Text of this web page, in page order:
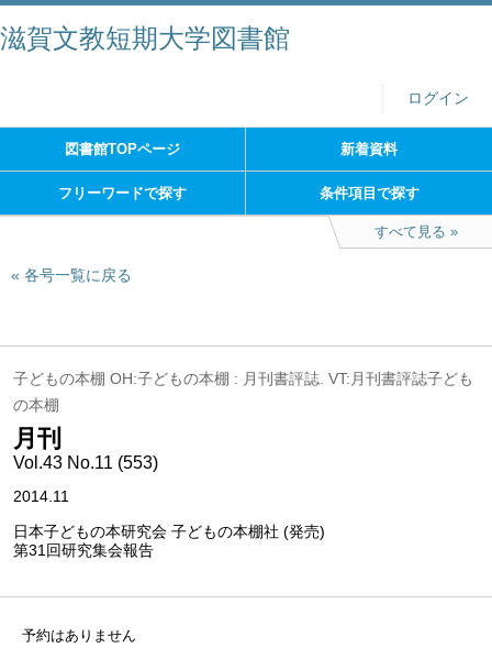
滋賀文教短期大学図書館
ログイン
図書館TOPページ 新着資料
フリーワードで探す 条件項目で探す
すべて見る
各号一覧に戻る
子どもの本棚 OH:子どもの本棚 : 月刊書評誌. VT:月刊書評誌子ども
の本棚
月刊
Vol.43 No.11 (553)
2014.11
日本子どもの本研究会 子どもの本棚社 (発売)
第31回研究集会報告
予約はありません